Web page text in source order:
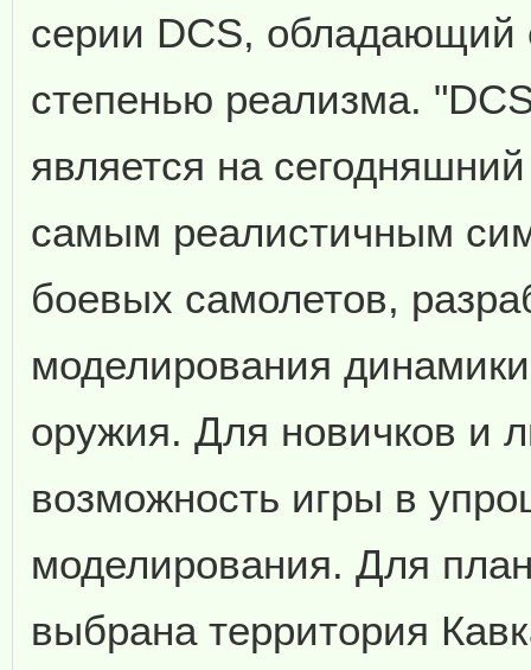
серии DCS,
степенью реализма.
является на
самым реалистичным
боевых самолетов,
моделирования
оружия. Для новичков и
возможность игры в
моделирования. Для
выбрана территория